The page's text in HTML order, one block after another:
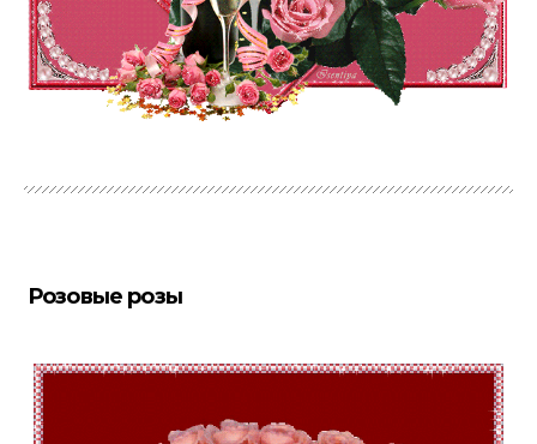
Розовые розы